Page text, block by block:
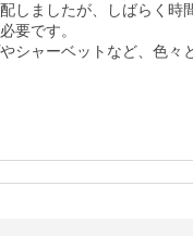
しましたが、しばらく時
要です。
シャーベットなど、色々